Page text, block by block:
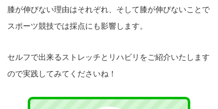
膝が伸びない理由はそれぞれ、そして膝が伸びないことで
スポーツ競技では採点にも影響します。
セルフで出来るストレッチとリハビリをご紹介いたします
ので実践してみてくださいね！